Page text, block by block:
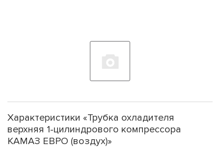
Характеристики «Трубка охладителя
верхняя 1-цилиндрового компрессора
КАМАЗ ЕВРО (воздух)»